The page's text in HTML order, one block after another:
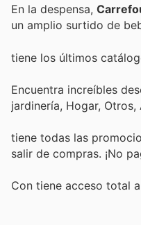
En la despensa,
tiene los últimos
Encuentra increíbles
jardinería, Hogar,
tiene todas las
salir de compras. ¡No
Con tiene acceso total